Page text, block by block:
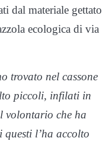
dal materiale gettato
ecologica di via
trovato nel cassone
piccoli, infilati in
volontario che ha
l’ha accolto